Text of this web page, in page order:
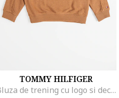
TOMMY HILFIGER
Bluza de trening cu logo si decolteu la baza gatului, Alb/Maro